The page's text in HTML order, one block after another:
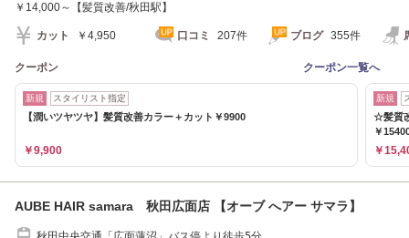
￥14,000～【髪質改善/秋田駅】
カット ￥4,950 口コミ 207件 ブログ 355件
クーポン クーポン一覧へ
新規 スタイリスト指定
【潤いツヤツヤ】髪質改善カラー＋カット￥9900
￥9,900
新規
☆髪質
￥
￥
AUBE HAIR samara 秋田広面店 【オーブ へアー サマラ】